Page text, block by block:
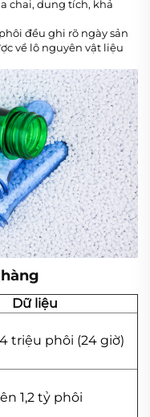
chai, dung tích, khả
đều ghi rõ ngày sản
về lô nguyên vật liệu
Dữ liệu
triệu phôi (24 giờ)
1,2 tỷ phôi